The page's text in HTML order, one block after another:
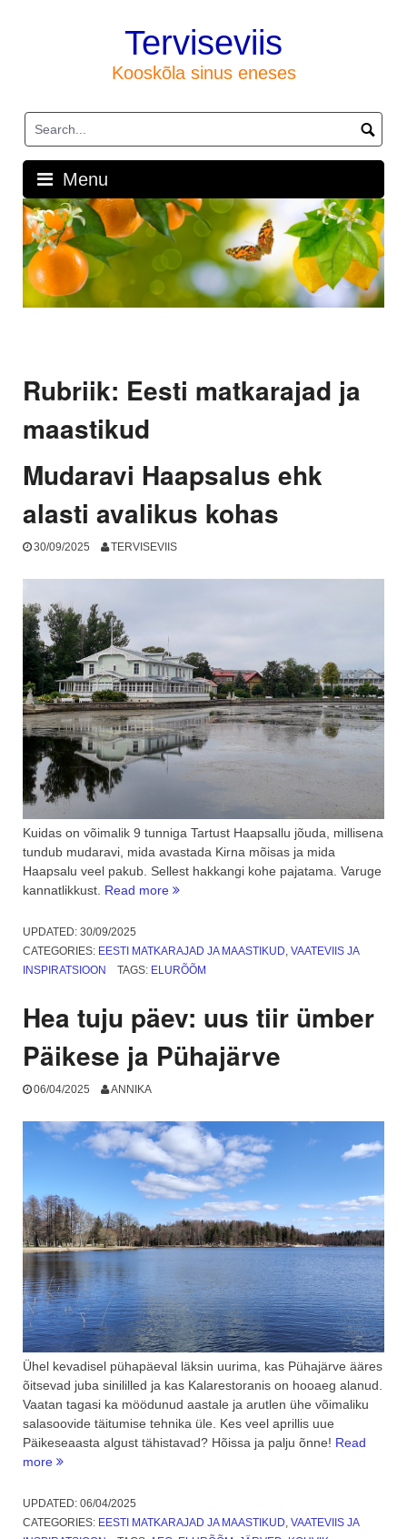
Terviseviis
Kooskõla sinus eneses
Menu
Rubriik: Eesti matkarajad ja
maastikud
Mudaravi Haapsalus ehk
alasti avalikus kohas
30/09/2025 TERVISEVIIS
Kuidas on võimalik 9 tunniga Tartust Haapsallu jõuda, millisena
tundub mudaravi, mida avastada Kirna mõisas ja mida
Haapsalu veel pakub. Sellest hakkangi kohe pajatama. Varuge
kannatlikkust. Read more “Mudaravi
alasti
avalikus
UPDATED: 30/09/2025
CATEGORIES: EESTI MATKARAJAD JA MAASTIKUD, VAATEVIIS JA
INSPIRATSIOON
TAGS: ELURÕÕM
Hea tuju päev: uus tiir ümber
Päikese ja Pühajärve
06/04/2025 ANNIKA
Ühel kevadisel pühapäeval läksin uurima, kas Pühajärve ääres
õitsevad juba sinililled ja kas Kalarestoranis on hooaeg alanud.
Vaatan tagasi ka möödunud aastale ja arutlen ühe võimaliku
salasoovide täitumise tehnika üle. Kes veel aprillis uue
Päikeseaasta algust tähistavad? Hõissa ja palju õnne! Read
more “Hea
päev:
uus
UPDATED: 06/04/2025
CATEGORIES: EESTI MATKARAJAD JA MAASTIKUD, VAATEVIIS JA